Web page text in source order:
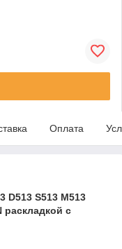
Оплата
D513 S513 M513
раскладкой c